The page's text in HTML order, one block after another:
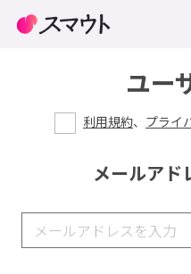
ユー
利用規約、 プライ
メールアド